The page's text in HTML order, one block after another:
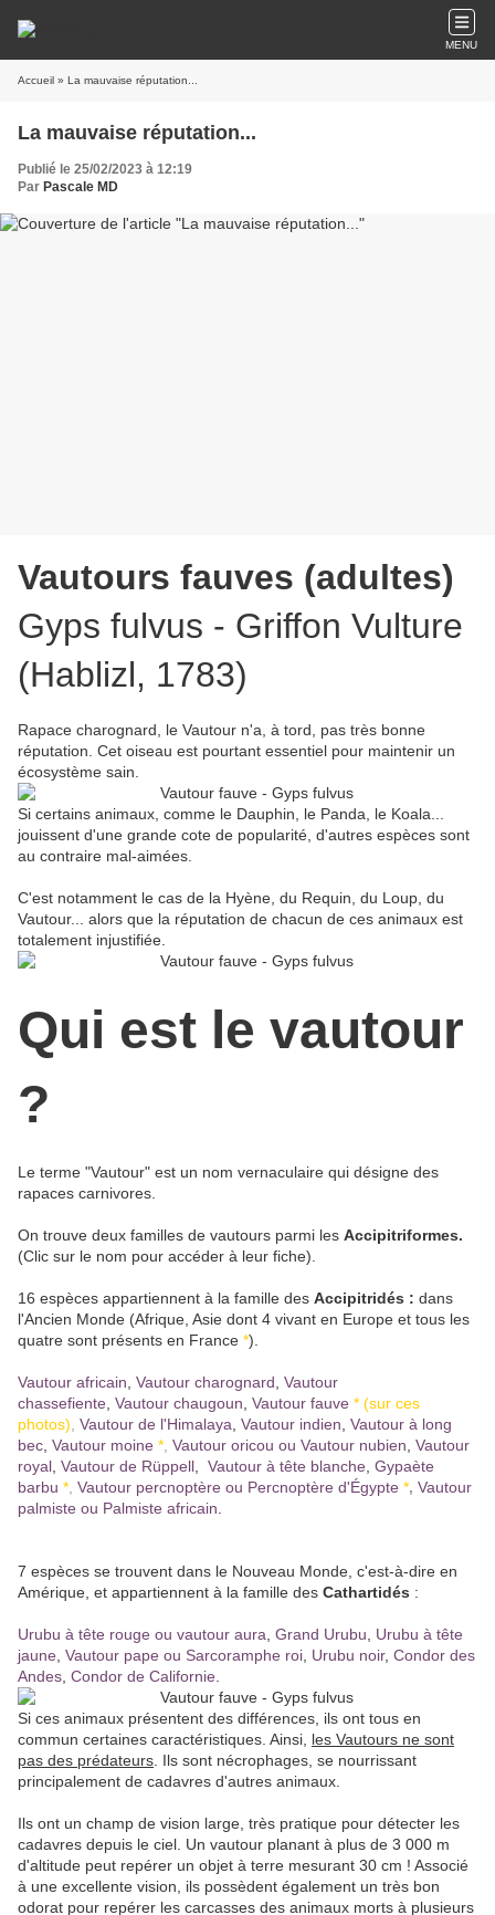
MENU
Accueil » La mauvaise réputation...
La mauvaise réputation...
Publié le 25/02/2023 à 12:19
Par Pascale MD
Vautours fauves (adultes)
Gyps fulvus - Griffon Vulture
(Hablizl, 1783)
Rapace charognard, le Vautour n'a, à tord, pas très bonne
réputation. Cet oiseau est pourtant essentiel pour maintenir un
écosystème sain.
Si certains animaux, comme le Dauphin, le Panda, le Koala...
jouissent d'une grande cote de popularité, d'autres espèces sont
au contraire mal-aimées.
C'est notamment le cas de la Hyène, du Requin, du Loup, du
Vautour... alors que la réputation de chacun de ces animaux est
totalement injustifiée.
Qui est le vautour
?
Le terme "Vautour" est un nom vernaculaire qui désigne des
rapaces carnivores.
On trouve deux familles de vautours parmi les Accipitriformes.
(Clic sur le nom pour accéder à leur fiche).
16 espèces appartiennent à la famille des Accipitridés : dans
l'Ancien Monde (Afrique, Asie dont 4 vivant en Europe et tous les
quatre sont présents en France *).
Vautour africain Vautour charognard Vautour
chassefiente Vautour chaugoun Vautour fauve * (sur ces
photos) Vautour de l'Himalaya Vautour indien Vautour à long
bec Vautour moine * Vautour oricou ou Vautour nubien Vautour
royal Vautour de Rüppell Vautour à tête blanche Gypaète
barbu * Vautour percnoptère ou Percnoptère d'Égypte *, Vautour
palmiste ou Palmiste africain
7 espèces se trouvent dans le Nouveau Monde, c'est-à-dire en
Amérique, et appartiennent à la famille des Cathartidés :
Urubu à tête rouge ou vautour aura Grand Urubu
Urubu à tête
jaune Vautour pape ou Sarcoramphe roi Urubu noir, Condor des
Andes Condor de Californie
Si ces animaux présentent des différences, ils ont tous en
commun certaines caractéristiques. Ainsi, les Vautours ne sont
pas des prédateurs . Ils sont nécrophages, se nourrissant
principalement de cadavres d'autres animaux.
Ils ont un champ de vision large, très pratique pour détecter les
cadavres depuis le ciel. Un vautour planant à plus de 3 000 m
d'altitude peut repérer un objet à terre mesurant 30 cm ! Associé
à une excellente vision, ils possèdent également un très bon
odorat pour repérer les carcasses des animaux morts à plusieurs